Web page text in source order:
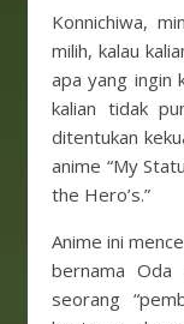
Konnichiwa, minasan~~ Minasan, kalau kalian boleh
milih, kalau
apa yang ingin
kalian tidak
ditentukan
anime “My
the Hero’s.”
Anime ini
bernama Oda
seorang